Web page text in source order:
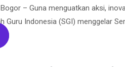
– Guna menguatkan aksi,
Guru Indonesia (SGI) menggelar